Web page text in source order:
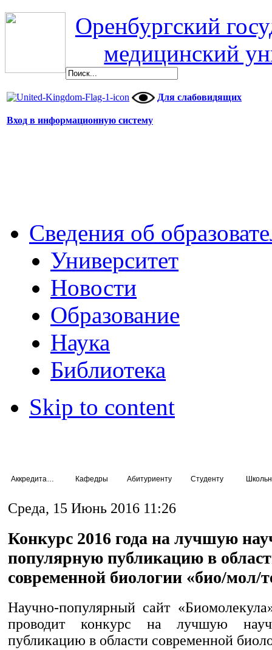
Оренбургский
медицинский
Для слабовидящих
Вход в информационную систему
Сведения об
Университет
Новости
Образование
Наука
Библиотека
Skip to content
Кафедры Абитуриенту Студенту
Среда, 15 Июнь 2016 11:26
Конкурс 2016 года на лучшую
популярную публикацию в
современной биологии «био/мол/
Научно-популярный сайт
проводит конкурс на лучшую
публикацию в области современной